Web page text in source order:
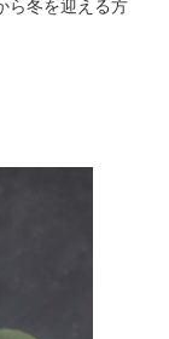
ら冬を迎える方